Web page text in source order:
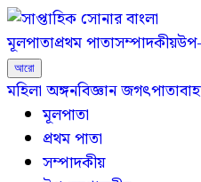
মূলপাতাপ্রথম পাতাসম্পাদকীয়
আরো
মহিলা অঙ্গনবিজ্ঞান জগৎ
মূলপাতা
প্রথম পাতা
সম্পাদকীয়